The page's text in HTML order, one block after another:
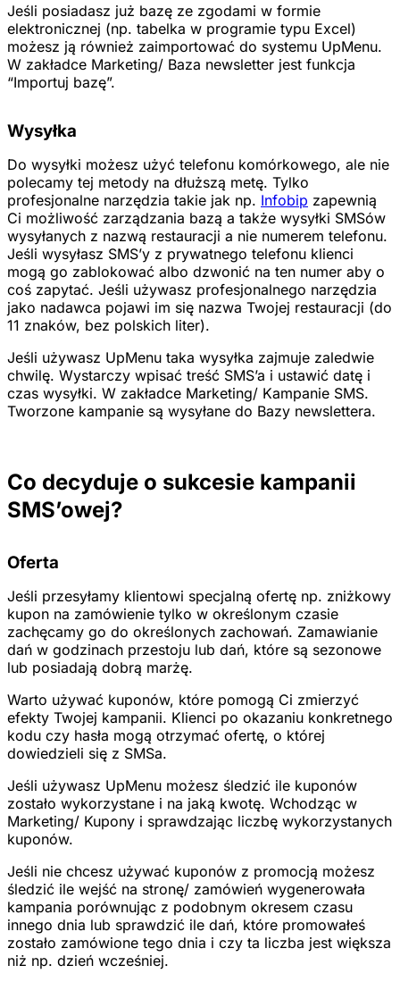
Jeśli posiadasz już bazę ze zgodami w formie
elektronicznej (np. tabelka w programie typu Excel)
możesz ją również zaimportować do systemu UpMenu.
W zakładce Marketing/ Baza newsletter jest funkcja
“Importuj bazę”.
Wysyłka
Do wysyłki możesz użyć telefonu komórkowego, ale nie
polecamy tej metody na dłuższą metę. Tylko
profesjonalne narzędzia takie jak np. Infobip zapewnią
Ci możliwość zarządzania bazą a także wysyłki SMSów
wysyłanych z nazwą restauracji a nie numerem telefonu.
Jeśli wysyłasz SMS’y z prywatnego telefonu klienci
mogą go zablokować albo dzwonić na ten numer aby o
coś zapytać. Jeśli używasz profesjonalnego narzędzia
jako nadawca pojawi im się nazwa Twojej restauracji (do
11 znaków, bez polskich liter).
Jeśli używasz UpMenu taka wysyłka zajmuje zaledwie
chwilę. Wystarczy wpisać treść SMS’a i ustawić datę i
czas wysyłki. W zakładce Marketing/ Kampanie SMS.
Tworzone kampanie są wysyłane do Bazy newslettera.
Co decyduje o sukcesie kampanii
SMS’owej?
Oferta
Jeśli przesyłamy klientowi specjalną ofertę np. zniżkowy
kupon na zamówienie tylko w określonym czasie
zachęcamy go do określonych zachowań. Zamawianie
dań w godzinach przestoju lub dań, które są sezonowe
lub posiadają dobrą marżę.
Warto używać kuponów, które pomogą Ci zmierzyć
efekty Twojej kampanii. Klienci po okazaniu konkretnego
kodu czy hasła mogą otrzymać ofertę, o której
dowiedzieli się z SMSa.
Jeśli używasz UpMenu możesz śledzić ile kuponów
zostało wykorzystane i na jaką kwotę. Wchodząc w
Marketing/ Kupony i sprawdzając liczbę wykorzystanych
kuponów.
Jeśli nie chcesz używać kuponów z promocją możesz
śledzić ile wejść na stronę/ zamówień wygenerowała
kampania porównując z podobnym okresem czasu
innego dnia lub sprawdzić ile dań, które promowałeś
zostało zamówione tego dnia i czy ta liczba jest większa
niż np. dzień wcześniej.